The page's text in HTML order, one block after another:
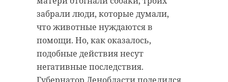
забрали люди, которые думали,
что животные нуждаются в
помощи. Но, как оказалось,
подобные действия несут
негативные последствия.